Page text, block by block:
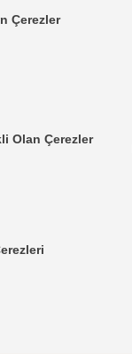
Çerezler
Olan Çerezler